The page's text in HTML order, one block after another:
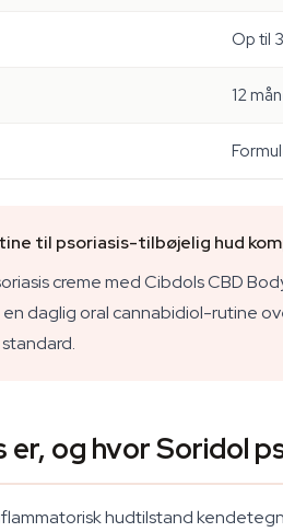
Op til
12
til psoriasis-tilbøjelig hud
creme med Cibdols CBD
daglig oral cannabidiol-rutine
er, og hvor Soridol
hudtilstand